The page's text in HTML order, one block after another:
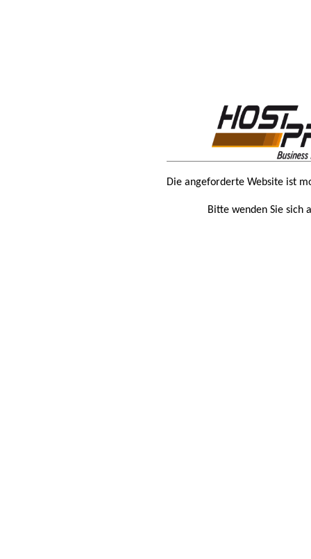
Die angeforderte Website ist
Bitte wenden Sie sich